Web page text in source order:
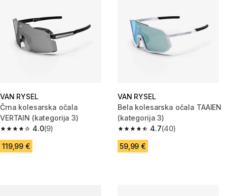
VAN RYSEL
Črna kolesarska očala
VERTAIN (kategorija 3)
4.0
4.0 od 5 zvezdic from 9 ocene
(9)
119,99 €
VAN RYSEL
Bela kolesarska očala TAAIEN
(kategorija 3)
4.7
4.7 od 5 zvezdic from 40
(40)
59,99 €